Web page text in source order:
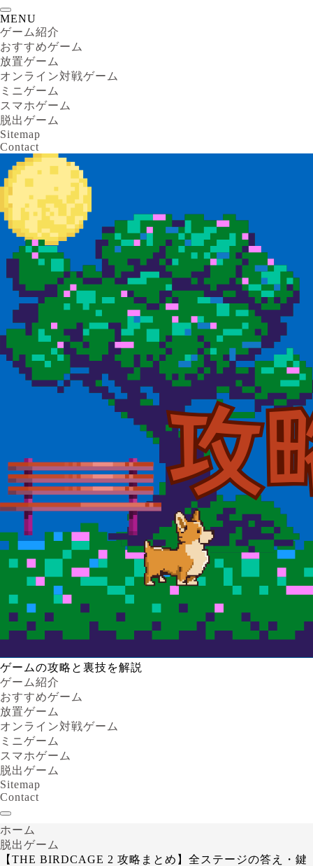
MENU
ゲーム紹介
おすすめゲーム
放置ゲーム
オンライン対戦ゲーム
ミニゲーム
スマホゲーム
脱出ゲーム
Sitemap
Contact
ゲームの攻略と裏技を解説
ゲーム紹介
おすすめゲーム
放置ゲーム
オンライン対戦ゲーム
ミニゲーム
スマホゲーム
脱出ゲーム
Sitemap
Contact
ホーム
脱出ゲーム
【THE BIRDCAGE 2 攻略まとめ】全ステージの答え・鍵